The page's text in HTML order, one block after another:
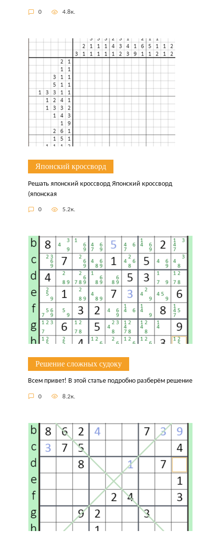
0 4.8к.
Японский кроссворд
Решать японский кроссворд Японский кроссворд
(японская
0 5.2к.
Решение сложных судоку
Всем привет! В этой статье подробно разберём решение
0 8.2к.